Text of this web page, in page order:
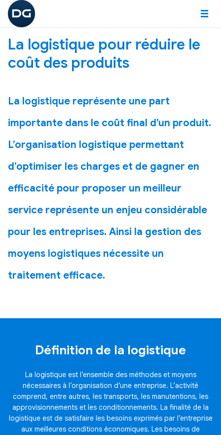
LOGICIELS
LOGICIELS
Logiciel Construction
Logiciel Gestion d'entreprise
NOS FONCTIONNALITÉS
NOS MODULES
Questionnaires/sondages
Portail immobilier
Facturation
Gestion contacts
APPLICATION MOBILE
Application mobile
SERVICES
Développement informatique
La logistique pour réduire le
coût des produits
La logistique représente une part
importante dans le coût final d’un produit.
L’organisation logistique permettant
d’optimiser les charges et de gagner en
efficacité pour proposer un meilleur
service représente un enjeu considérable
pour les entreprises. Ainsi la gestion des
moyens logistiques nécessite un
traitement efficace.
Définition de la logistique
La logistique est l’ensemble des méthodes et moyens
nécessaires à l’organisation d’une entreprise. L’activité
comprend, entre autres, les transports, les manutentions, les
approvisionnements et les conditionnements. La finalité de la
logistique est de satisfaire les besoins exprimés par l’entreprise
aux meilleures conditions économiques. Les besoins de
Paramètres des cookies